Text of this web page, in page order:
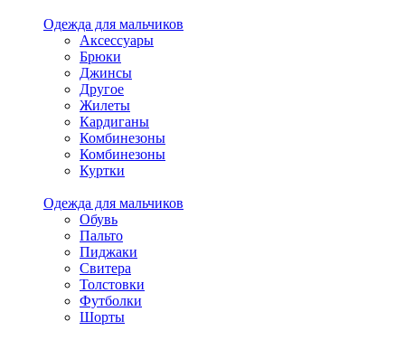
Одежда для мальчиков
Аксессуары
Брюки
Джинсы
Другое
Жилеты
Кардиганы
Комбинезоны
Комбинезоны
Куртки
Одежда для мальчиков
Обувь
Пальто
Пиджаки
Свитера
Толстовки
Футболки
Шорты